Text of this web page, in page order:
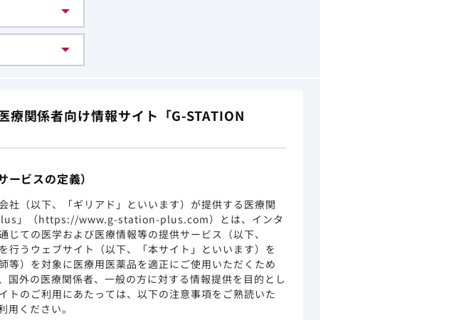
療関係者向け情報サイト「G-STATION
ビスの定義）
社（以下、「ギリアド」といいます）が提供する医療関
」（https://www.g-station-plus.com）とは、インタ
じての医学および医療情報等の提供サービス（以下、
行うウェブサイト（以下、「本サイト」といいます）を
等）を対象に医療用医薬品を適正にご使用いただくため
国外の医療関係者、一般の方に対する情報提供を目的とし
トのご利用にあたっては、以下の注意事項をご熟読いた
用ください。